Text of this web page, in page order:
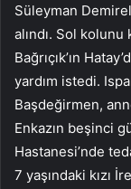
Süleyman
alındı. Sol kolunu
Bağrıçık’ın
yardım istedi.
Başdeğirmen,
Enkazın beşinci
Hastanesi’nde
7 yaşındaki kızı